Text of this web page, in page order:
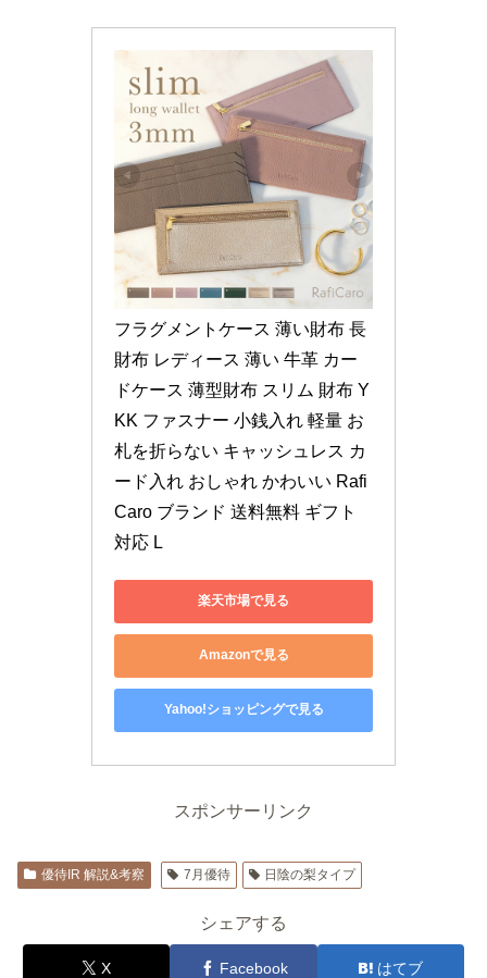
フラグメントケース 薄い財布 長
財布 レディース 薄い 牛革 カー
ドケース 薄型財布 スリム 財布 Y
KK ファスナー 小銭入れ 軽量 お
札を折らない キャッシュレス カ
ード入れ おしゃれ かわいい Rafi
Caro ブランド 送料無料 ギフト
対応 L
楽天市場で見る
Amazonで見る
Yahoo!ショッピングで見る
スポンサーリンク
優待IR 解説&考察 7月優待 日陰の梨タイプ
シェアする
X Facebook はてブ